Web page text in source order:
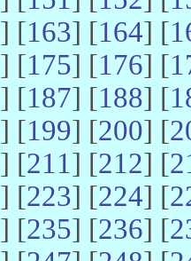
] [163] [164] [
] [175] [176] [
] [187] [188] [
] [199] [200] [
] [211] [212] [
] [223] [224] [
] [235] [236] [